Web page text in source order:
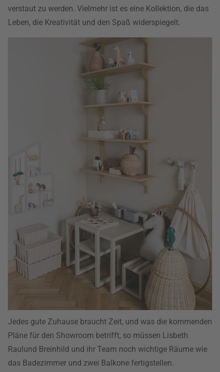
verstaut zu werden. Vielmehr ist es eine Kollektion, die das
Leben, die Kreativität und den Spaß widerspiegelt.
Jedes gute Zuhause braucht Zeit, und was die kommenden
Pläne für den Showroom betrifft, so müssen Lisbeth
Raulund Breinhild und ihr Team noch wichtige Räume wie
das Badezimmer und zwei Balkone fertigstellen.